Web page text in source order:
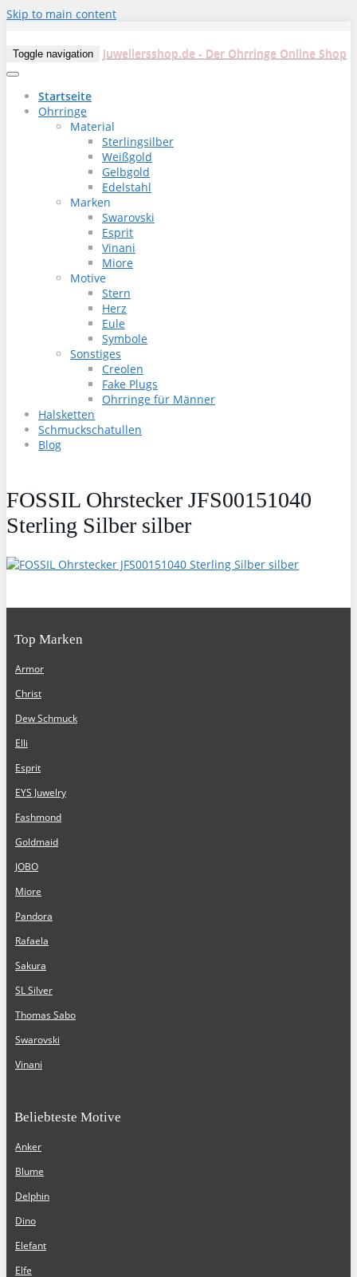
Skip to main content
Toggle navigation Juweliersshop.de - Der Ohrringe Online Shop
Startseite
Ohrringe
Material
Sterlingsilber
Weißgold
Gelbgold
Edelstahl
Marken
Swarovski
Esprit
Vinani
Miore
Motive
Stern
Herz
Eule
Symbole
Sonstiges
Creolen
Fake Plugs
Ohrringe für Männer
Halsketten
Schmuckschatullen
Blog
FOSSIL Ohrstecker JFS00151040
Sterling Silber silber
Top Marken
Armor
Christ
Dew Schmuck
Elli
Esprit
EYS Juwelry
Fashmond
Goldmaid
JOBO
Miore
Pandora
Rafaela
Sakura
SL Silver
Thomas Sabo
Swarovski
Vinani
Beliebteste Motive
Anker
Blume
Delphin
Dino
Elefant
Elfe